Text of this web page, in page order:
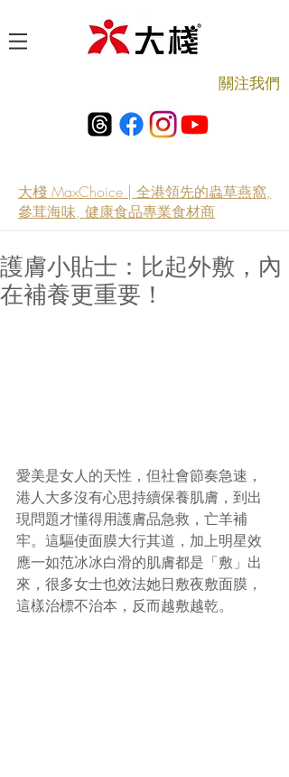
​關注我們
大棧 MaxChoice | 全港領先的蟲草燕窩,
參茸海味, 健康食品專業食材商
護膚小貼士：比起外敷，內
在補養更重要！
愛美是女人的天性，但社會節奏急速，
港人大多沒有心思持續保養肌膚，到出
現問題才懂得用護膚品急救，亡羊補
牢。這驅使面膜大行其道，加上明星效
應一如范冰冰白滑的肌膚都是「敷」出
來，很多女士也效法她日敷夜敷面膜，
這樣治標不治本，反而越敷越乾。